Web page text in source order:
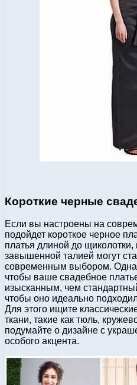
Короткие черные
Если вы настроены на
подойдет короткое черное
платья длиной до
завышенной талией могут
современным выбором.
чтобы ваше свадебное
изысканным, чем
чтобы оно идеально
Для этого ищите
ткани, такие как тюль,
подумайте о дизайне с
особого акцента.